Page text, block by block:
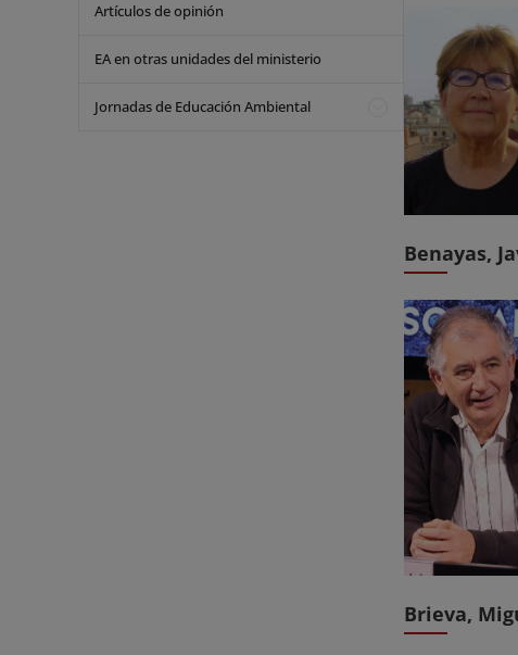
Artículos de opinión
EA en otras unidades del ministerio
Jornadas de Educación Ambiental
Benayas,
Brieva,